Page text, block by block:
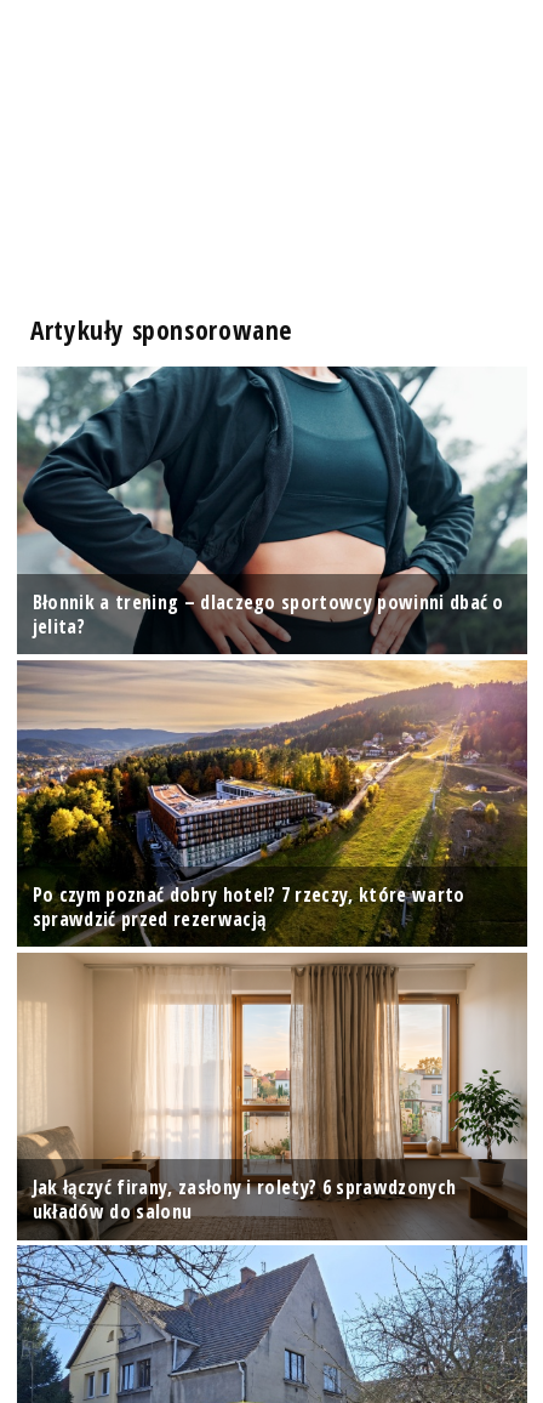
Artykuły sponsorowane
Błonnik a trening – dlaczego sportowcy powinni dbać o
jelita?
Po czym poznać dobry hotel? 7 rzeczy, które warto
sprawdzić przed rezerwacją
Jak łączyć firany, zasłony i rolety? 6 sprawdzonych
układów do salonu